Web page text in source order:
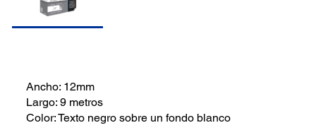
Ancho: 12mm
Largo: 9 metros
Color: Texto negro sobre un fondo blanco